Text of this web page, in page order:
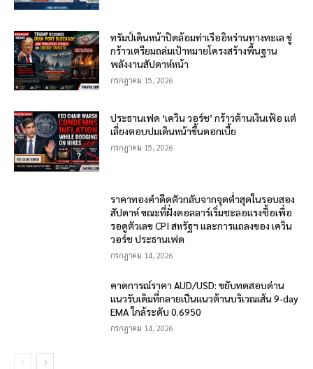
ทรัมป์เดินหน้าปิดล้อมท่าเรืออิหร่านทางทะเล ขู่
กร้าวเตรียมถล่มเป้าหมายโครงสร้างพื้นฐาน
พลังงานสัปดาห์หน้า
กรกฎาคม 15, 2026
ประธานเฟด ‘เควิน วอร์ช’ กร้าวต้านเงินเฟ้อ แต่
เลี่ยงตอบปมเดินหน้าขึ้นดอกเบี้ย
กรกฎาคม 15, 2026
ราคาทองคำดีดตัวกลับจากจุดต่ำสุดในรอบสอง
สัปดาห์ ขณะที่ฝั่งดอลลาร์เริ่มชะลอแรงซื้อเพื่อ
รอดูตัวเลข CPI สหรัฐฯ และการแถลงของ เควิน
วอร์ช ประธานเฟด
กรกฎาคม 14, 2026
คาดการณ์ราคา AUD/USD: ขยับทดสอบด่าน
แนวรับเดิมที่กลายเป็นแนวต้านบริเวณเส้น 9-day
EMA ใกล้ระดับ 0.6950
กรกฎาคม 14, 2026